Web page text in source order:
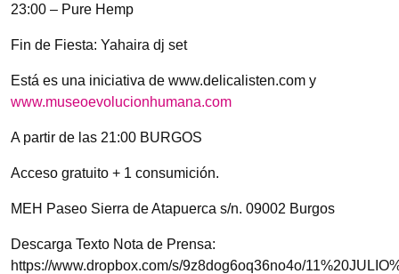
23:00 – Pure Hemp
Fin de Fiesta: Yahaira dj set
Está es una iniciativa de www.delicalisten.com y
www.museoevolucionhumana.com
A partir de las 21:00 BURGOS
Acceso gratuito + 1 consumición.
MEH Paseo Sierra de Atapuerca s/n. 09002 Burgos
Descarga Texto Nota de Prensa:
https://www.dropbox.com/s/9z8dog6oq36no4o/